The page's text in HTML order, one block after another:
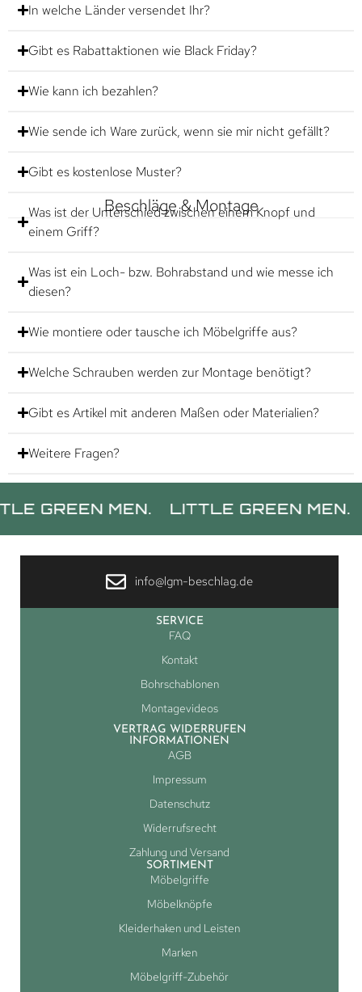
In welche Länder versendet Ihr?
Gibt es Rabattaktionen wie Black Friday?
Wie kann ich bezahlen?
Wie sende ich Ware zurück, wenn sie mir nicht gefällt?
Gibt es kostenlose Muster?
Beschläge & Montage
Was ist der Unterschied zwischen einem Knopf und
einem Griff?
Was ist ein Loch- bzw. Bohrabstand und wie messe ich
diesen?
Wie montiere oder tausche ich Möbelgriffe aus?
Welche Schrauben werden zur Montage benötigt?
Gibt es Artikel mit anderen Maßen oder Materialien?
Weitere Fragen?
MEN. LITTLE GREEN MEN.
info@lgm-beschlag.de
SERVICE
FAQ
Kontakt
Bohrschablonen
Montagevideos
VERTRAG WIDERRUFEN
INFORMATIONEN
AGB
Impressum
Datenschutz
Widerrufsrecht
Zahlung und Versand
SORTIMENT
Möbelgriffe
Möbelknöpfe
Kleiderhaken und Leisten
Marken
Möbelgriff-Zubehör